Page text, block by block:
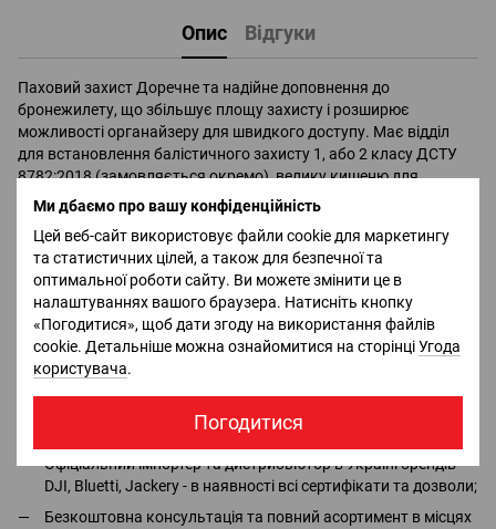
Ми дбаємо про вашу конфіденційність
Цей веб-сайт використовує файли cookie для маркетингу
та статистичних цілей, а також для безпечної та
оптимальної роботи сайту. Ви можете змінити це в
налаштуваннях вашого браузера. Натисніть кнопку
«Погодитися», щоб дати згоду на використання файлів
cookie. Детальніше можна ознайомитися на сторінціУгода
користувача.
Погодитися
Опис Відгуки
Паховий захист Доречне та надійне доповнення до
бронежилету, що збільшує площу захисту і розширює
можливості органайзеру для швидкого доступу. Має відділ
для встановлення балістичного захисту 1, або 2 класу ДСТУ
8782:2018 (замовляється окремо), велику кишеню для
особистих речей, відділення для документів та еластичну
вставку у нижній частині для розміщення турнікету. Країна
виробник: Україна Матеріал: Cordura 500D Можливі варіанти
кольору: Multicam, Khaki, Coyote, Black. Кріплення підсумків за
допомогою липучки VELCRO Липучка VELCRO для кріплення
патчів та ідентифікаторів Всередині основного відділення
еластичний органайзер для розміщення батарейок тощо.
Легкість зміни сторони гачка/петлі на петлю/ гачок.
Офіціальний імпортер та дистрибьютор в Україні брендів
DJI, Bluetti, Jackery - в наявності всі сертифікати та дозволи;
Безкоштовна консультація та повний асортимент в місцях